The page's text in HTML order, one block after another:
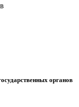
органов